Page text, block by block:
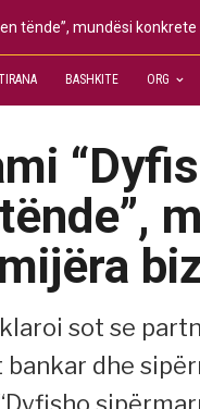
tënde”, mundësi
BASHKITE ORG
sot se
dhe